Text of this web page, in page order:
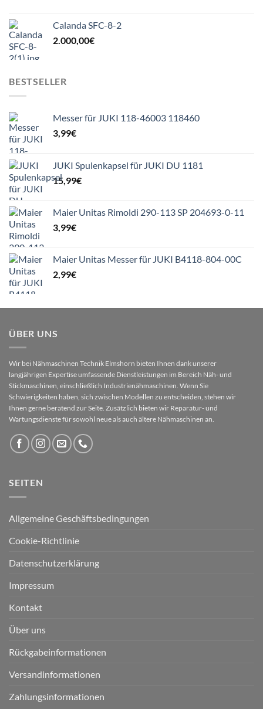
Calanda SFC-8-2
2.000,00€
BESTSELLER
Messer für JUKI 118-46003 118460
3,99€
JUKI Spulenkapsel für JUKI DU 1181
15,99€
Maier Unitas Rimoldi 290-113 SP 204693-0-11
3,99€
Maier Unitas Messer für JUKI B4118-804-00C
2,99€
ÜBER UNS
Wir bei Nähmaschinen Technik Elmshorn bieten Ihnen dank unserer
langjährigen Expertise umfassende Dienstleistungen im Bereich Näh- und
Stickmaschinen, einschließlich Industrienähmaschinen. Wenn Sie
Schwierigkeiten haben, sich zwischen Modellen zu entscheiden, stehen wir
Ihnen gerne beratend zur Seite. Zusätzlich bieten wir Reparatur- und
Wartungsdienste für sowohl neue als auch ältere Nähmaschinen an.
SEITEN
Allgemeine Geschäftsbedingungen
Cookie-Richtlinie
Datenschutzerklärung
Impressum
Kontakt
Über uns
Rückgabeinformationen
Versandinformationen
Zahlungsinformationen